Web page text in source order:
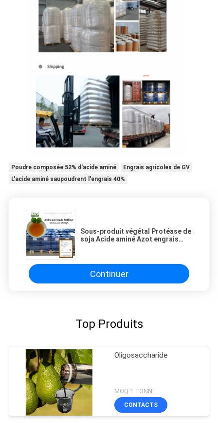
Poudre composée 52% d'acide aminé
Engrais agricoles de GV
L'acide aminé saupoudrent l'engrais 40%
Sous-produit végétal Protéase de
soja Acide aminé Azot engrais
Continuer
Top Produits
Oligosaccharide
MOQ:1 TONNE
CONTACTS